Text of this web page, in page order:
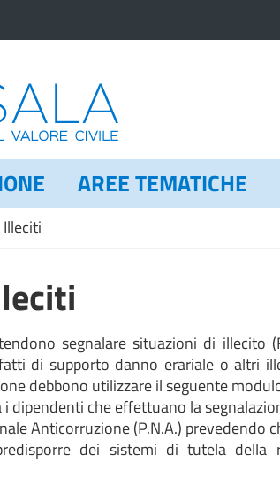
AREE TEMATICHE
segnalare situazioni di illecito
di supporto danno erariale o altri
debbono utilizzare il seguente
dipendenti che effettuano la
Anticorruzione (P.N.A.) prevedendo
dei sistemi di tutela della